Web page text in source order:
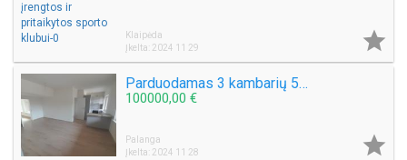
Klaipėda
Įkelta: 2024 11 29

Parduodamas 3 kambarių 58 kv.m. Butas Mokyklos g. Šventojoje.
100000,00 €
Palanga
Įkelta: 2024 11 28
